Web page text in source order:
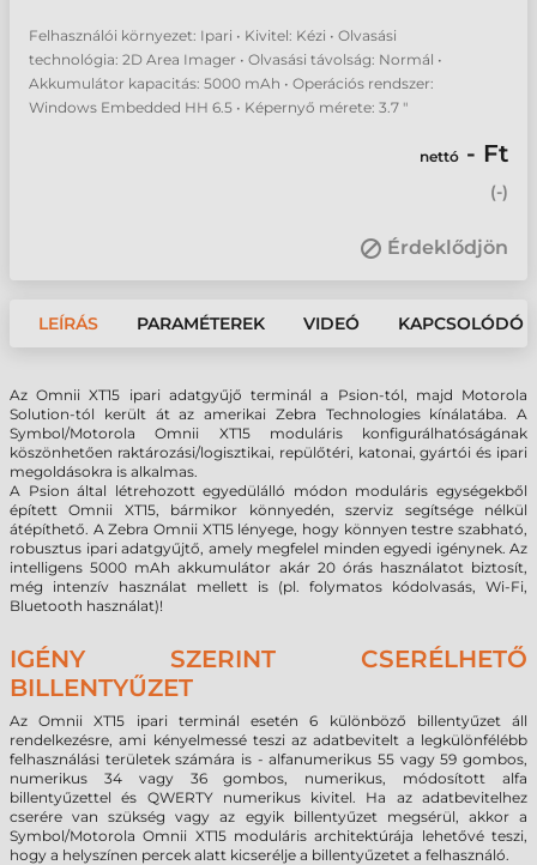
Felhasználói környezet: Ipari • Kivitel: Kézi • Olvasási
technológia: 2D Area Imager • Olvasási távolság: Normál •
Akkumulátor kapacitás: 5000 mAh • Operációs rendszer:
Windows Embedded HH 6.5 • Képernyő mérete: 3.7 "
nettó - Ft
(-)
Érdeklődjön
LEÍRÁS PARAMÉTEREK VIDEÓ KAPCSOLÓDÓ
Az Omnii XT15 ipari adatgyűjő terminál a Psion-tól, majd Motorola
Solution-tól került át az amerikai Zebra Technologies kínálatába. A
Symbol/Motorola Omnii XT15 moduláris konfigurálhatóságának
köszönhetően raktározási/logisztikai, repülőtéri, katonai, gyártói és ipari
megoldásokra is alkalmas.
A Psion által létrehozott egyedülálló módon moduláris egységekből
épített Omnii XT15, bármikor könnyedén, szerviz segítsége nélkül
átépíthető. A Zebra Omnii XT15 lényege, hogy könnyen testre szabható,
robusztus ipari adatgyűjtő, amely megfelel minden egyedi igénynek. Az
intelligens 5000 mAh akkumulátor akár 20 órás használatot biztosít,
még intenzív használat mellett is (pl. folymatos kódolvasás, Wi-Fi,
Bluetooth használat)!
IGÉNY SZERINT CSERÉLHETŐ
BILLENTYŰZET
Az Omnii XT15 ipari terminál esetén 6 különböző billentyűzet áll
rendelkezésre, ami kényelmessé teszi az adatbevitelt a legkülönfélébb
felhasználási területek számára is - alfanumerikus 55 vagy 59 gombos,
numerikus 34 vagy 36 gombos, numerikus, módosított alfa
billentyűzettel és QWERTY numerikus kivitel. Ha az adatbevitelhez
cserére van szükség vagy az egyik billentyűzet megsérül, akkor a
Symbol/Motorola Omnii XT15 moduláris architektúrája lehetővé teszi,
hogy a helyszínen percek alatt kicserélje a billentyűzetet a felhasználó.